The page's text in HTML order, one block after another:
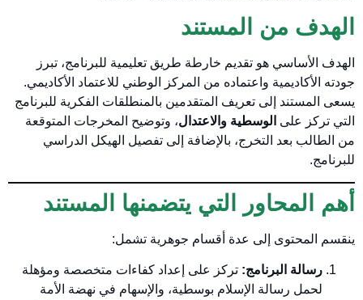
الهدف من المستند
الهدف الأساسي هو تقديم خارطة طريق تعليمية للبرنامج، تبرز
جودته الأكاديمية واعتماده من المركز الوطني للاعتماد الأكاديمي.
يسعى المستند إلى تعريف المتقدمين بالمنطلقات الفكرية للبرنامج
التي تركز على الوسطية والاعتدال، وتوضيح المخرجات المتوقعة
من الطالب بعد التخرج، بالإضافة إلى تفصيل الهيكل الدراسي
للبرنامج.
أهم المحاور التي يتضمنها المستند
ينقسم المحتوى إلى عدة أقسام جوهرية تشمل:
رسالة البرنامج: تركز على إعداد كفاءات متخصصة ومؤهلة
لحمل رسالة الإسلام بوسطية، والإسهام في نهضة الأمة